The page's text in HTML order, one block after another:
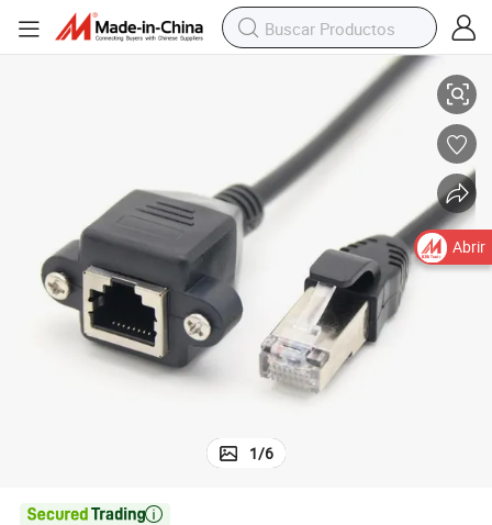
8p8c RJ45 cable de extensión macho a hembra para necesidades
Precio de fábrica de panel de montaje RJ45 macho a RJ45 hembra
1/6

Abrir